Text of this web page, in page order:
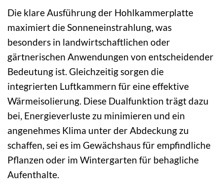
Die klare Ausführung der Hohlkammerplatte
maximiert die Sonneneinstrahlung, was
besonders in landwirtschaftlichen oder
gärtnerischen Anwendungen von entscheidender
Bedeutung ist. Gleichzeitig sorgen die
integrierten Luftkammern für eine effektive
Wärmeisolierung. Diese Dualfunktion trägt dazu
bei, Energieverluste zu minimieren und ein
angenehmes Klima unter der Abdeckung zu
schaffen, sei es im Gewächshaus für empfindliche
Pflanzen oder im Wintergarten für behagliche
Aufenthalte.